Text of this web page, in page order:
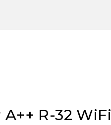
R-32 WiFi